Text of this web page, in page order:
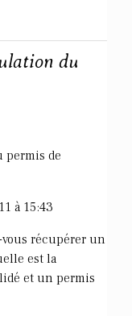
du
permis de
à 15:43
récupérer un
est la
et un permis